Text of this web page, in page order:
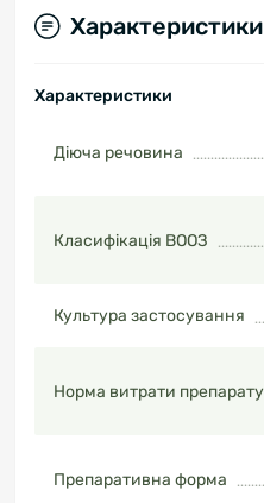
Характеристики
Характеристики
Діюча речовина
Класифікація ВООЗ
Культура застосування
Норма витрати препарату
Препаративна форма